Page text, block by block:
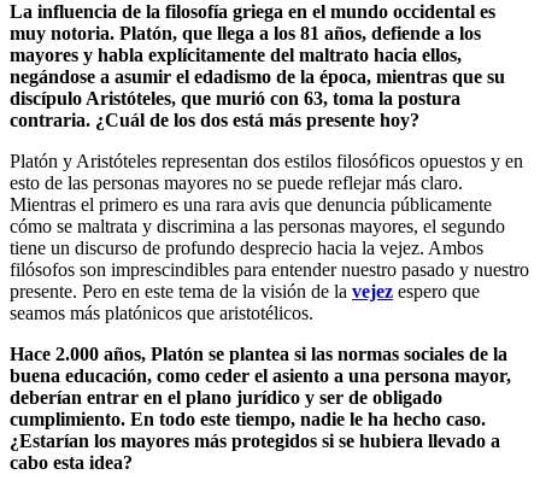
La influencia de la filosofía griega en el mundo occidental es
muy notoria. Platón, que llega a los 81 años, defiende a los
mayores y habla explícitamente del maltrato hacia ellos,
negándose a asumir el edadismo de la época, mientras que su
discípulo Aristóteles, que murió con 63, toma la postura
contraria. ¿Cuál de los dos está más presente hoy?
Platón y Aristóteles representan dos estilos filosóficos opuestos y en
esto de las personas mayores no se puede reflejar más claro.
Mientras el primero es una rara avis que denuncia públicamente
cómo se maltrata y discrimina a las personas mayores, el segundo
tiene un discurso de profundo desprecio hacia la vejez. Ambos
filósofos son imprescindibles para entender nuestro pasado y nuestro
presente. Pero en este tema de la visión de la vejez espero que
seamos más platónicos que aristotélicos.
Hace 2.000 años, Platón se plantea si las normas sociales de la
buena educación, como ceder el asiento a una persona mayor,
deberían entrar en el plano jurídico y ser de obligado
cumplimiento. En todo este tiempo, nadie le ha hecho caso.
¿Estarían los mayores más protegidos si se hubiera llevado a
cabo esta idea?